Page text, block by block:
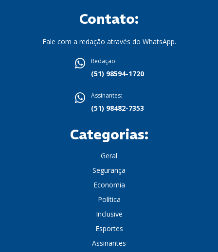
Contato:
Fale com a redação através do WhatsApp.
Redação:
(51) 98594-1720
Assinantes:
(51) 98482-7353
Categorias:
Geral
Segurança
Economia
Política
Inclusive
Esportes
Assinantes